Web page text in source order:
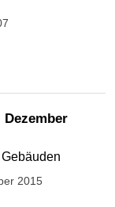
Dezember
2015